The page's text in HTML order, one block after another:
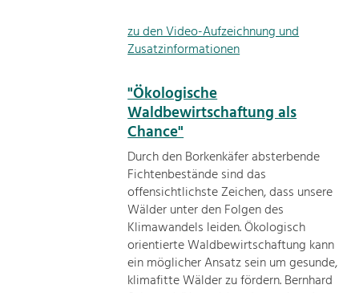
zu den Video-Aufzeichnung und
Zusatzinformationen
"Ökologische
Waldbewirtschaftung als
Chance"
Durch den Borkenkäfer absterbende
Fichtenbestände sind das
offensichtlichste Zeichen, dass unsere
Wälder unter den Folgen des
Klimawandels leiden. Ökologisch
orientierte Waldbewirtschaftung kann
ein möglicher Ansatz sein um gesunde,
klimafitte Wälder zu fördern. Bernhard